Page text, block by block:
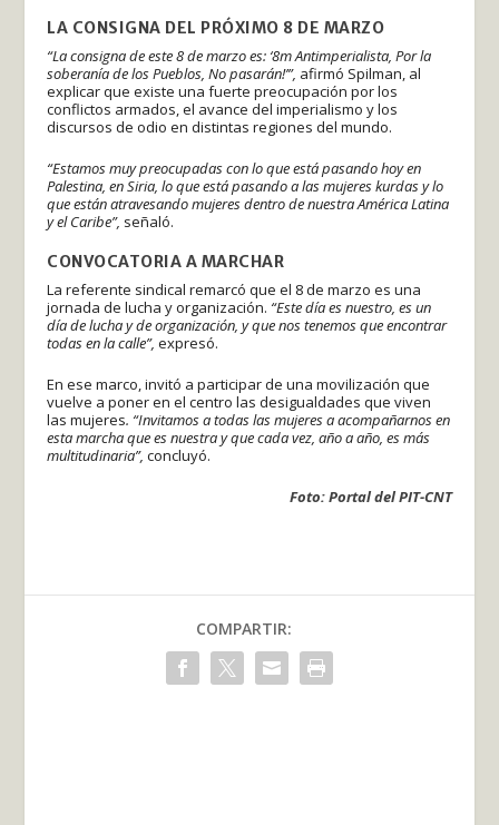
LA CONSIGNA DEL PRÓXIMO 8 DE MARZO
“La consigna de este 8 de marzo es: ‘8m Antimperialista, Por la
soberanía de los Pueblos, No pasarán!’”, afirmó Spilman, al
explicar que existe una fuerte preocupación por los
conflictos armados, el avance del imperialismo y los
discursos de odio en distintas regiones del mundo.
“Estamos muy preocupadas con lo que está pasando hoy en
Palestina, en Siria, lo que está pasando a las mujeres kurdas y lo
que están atravesando mujeres dentro de nuestra América Latina
y el Caribe”, señaló.
CONVOCATORIA A MARCHAR
La referente sindical remarcó que el 8 de marzo es una
jornada de lucha y organización. “Este día es nuestro, es un
día de lucha y de organización, y que nos tenemos que encontrar
todas en la calle”, expresó.
En ese marco, invitó a participar de una movilización que
vuelve a poner en el centro las desigualdades que viven
las mujeres. “Invitamos a todas las mujeres a acompañarnos en
esta marcha que es nuestra y que cada vez, año a año, es más
multitudinaria”, concluyó.
Foto: Portal del PIT-CNT
COMPARTIR: